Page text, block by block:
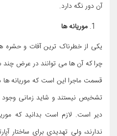
آن دور نگه دارد.
موریانه ها
یکی از خطرناک ترین آفات و حشره
چرا که آن ها می توانند در عرض چند
قسمت ماجرا این است که موریانه ها
تشخیص نیستند و شاید زمانی
دیر است. لازم است بدانید که
ندارند، ولی تهدیدی برای ساختار